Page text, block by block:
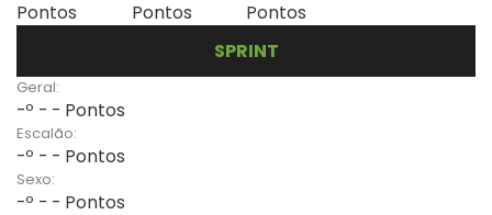
Pontos
Pontos
Pontos
SPRINT
Geral:
-º - - Pontos
Escalão:
-º - - Pontos
Sexo:
-º - - Pontos